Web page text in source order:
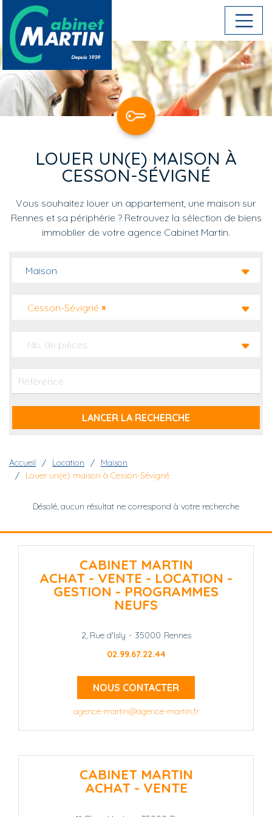
Aller au contenu principal
LOUER UN(E) MAISON À
CESSON-SÉVIGNÉ
Vous souhaitez louer un appartement, une maison sur
Rennes et sa périphérie ? Retrouvez la sélection de biens
immoblier de votre agence Cabinet Martin.
Maison
×
Cesson-Sévigné
Nb. de pièces
Fil d'Ariane
Accueil Location
Maison
Louer un(e) maison à Cesson-Sévigné
Désolé, aucun résultat ne correspond à votre recherche
CABINET MARTIN
ACHAT - VENTE - LOCATION -
GESTION - PROGRAMMES
NEUFS
2, Rue d'Isly - 35000 Rennes
02.99.67.22.44
NOUS CONTACTER
agence-martin@agence-martin.fr
CABINET MARTIN
ACHAT - VENTE